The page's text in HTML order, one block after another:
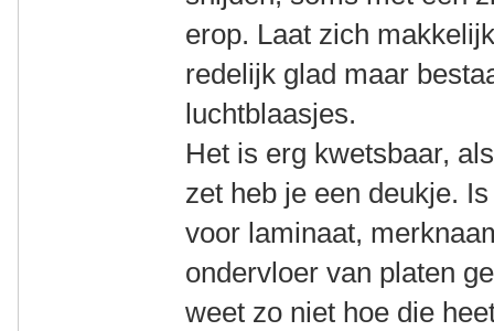
erop. Laat zich
redelijk glad maar
luchtblaasjes.
Het is erg kwetsbaar,
zet heb je een deukje.
voor laminaat,
ondervloer van platen
weet zo niet hoe die